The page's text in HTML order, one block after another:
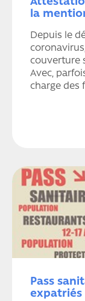
la
Depuis le
couverture
Avec,
charge des
Pass
expatriés